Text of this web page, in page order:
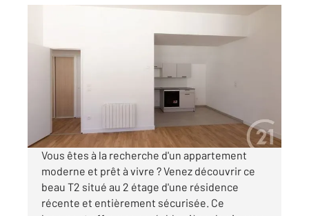
Ref : 13572
Appartement F2 à louer
550 €
par mois charges comprises
Vous êtes à la recherche d'un appartement
moderne et prêt à vivre ? Venez découvrir ce
beau T2 situé au 2 étage d'une résidence
récente et entièrement sécurisée. Ce